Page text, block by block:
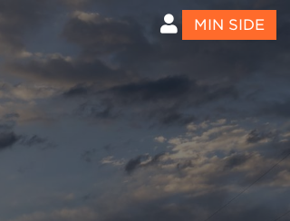
MIN SIDE